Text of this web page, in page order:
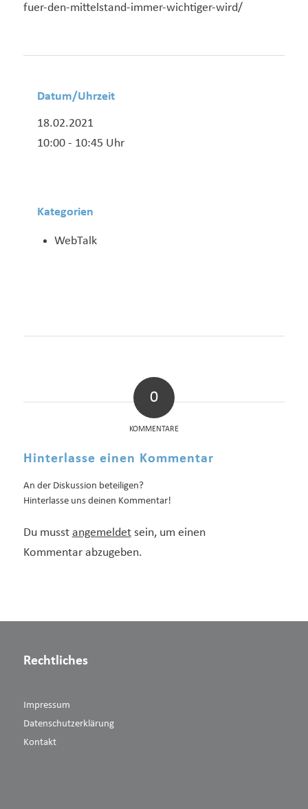
fuer-den-mittelstand-immer-wichtiger-wird/
Datum/Uhrzeit
18.02.2021
10:00 - 10:45 Uhr
Kategorien
WebTalk
0
KOMMENTARE
Hinterlasse einen Kommentar
An der Diskussion beteiligen?
Hinterlasse uns deinen Kommentar!
Du musst angemeldetsein, um einen
Kommentar abzugeben.
Rechtliches
Impressum
Datenschutzerklärung
Kontakt